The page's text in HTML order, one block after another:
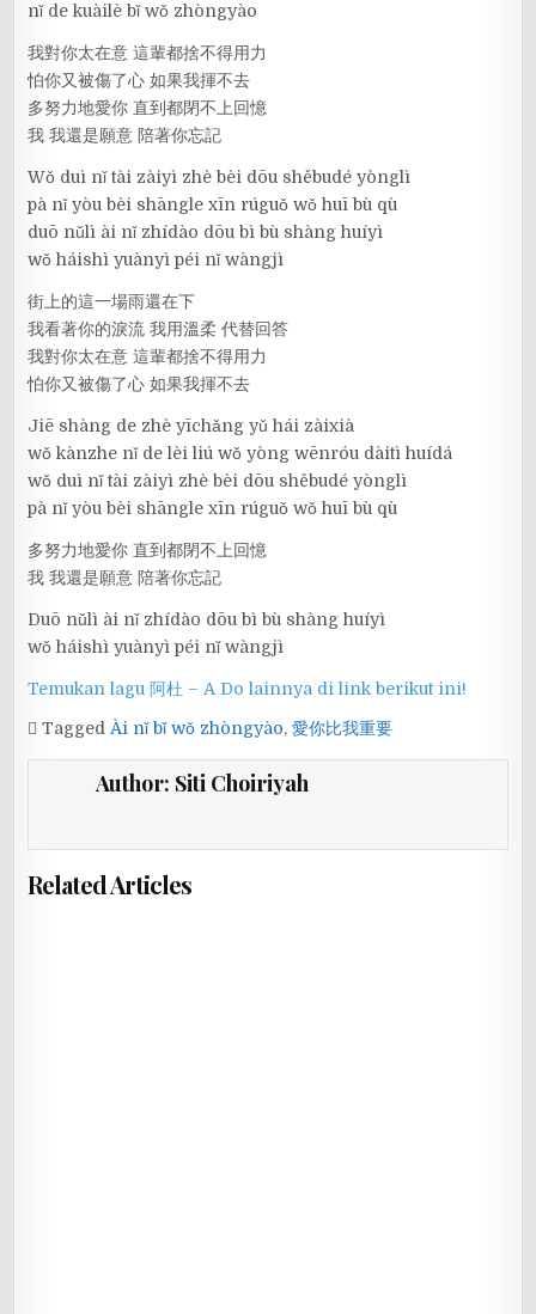
nǐ de kuàilè bǐ wǒ zhòngyào
我對你太在意 這輩都捨不得用力
怕你又被傷了心 如果我揮不去
多努力地愛你 直到都閉不上回憶
我 我還是願意 陪著你忘記
Wǒ duì nǐ tài zàiyì zhè bèi dōu shěbudé yònglì
pà nǐ yòu bèi shāngle xīn rúguǒ wǒ huī bù qù
duō nǔlì ài nǐ zhídào dōu bì bù shàng huíyì
wǒ háishì yuànyì péi nǐ wàngjì
街上的這一場雨還在下
我看著你的淚流 我用溫柔 代替回答
我對你太在意 這輩都捨不得用力
怕你又被傷了心 如果我揮不去
Jiē shàng de zhè yīchǎng yǔ hái zàixià
wǒ kànzhe nǐ de lèi liú wǒ yòng wēnróu dàitì huídá
wǒ duì nǐ tài zàiyì zhè bèi dōu shěbudé yònglì
pà nǐ yòu bèi shāngle xīn rúguǒ wǒ huī bù qù
多努力地愛你 直到都閉不上回憶
我 我還是願意 陪著你忘記
Duō nǔlì ài nǐ zhídào dōu bì bù shàng huíyì
wǒ háishì yuànyì péi nǐ wàngjì
Temukan lagu 阿杜 – A Do lainnya di link berikut ini!
Tagged Ài nǐ bǐ wǒ zhòngyào,愛你比我重要
Author: Siti Choiriyah
Related Articles